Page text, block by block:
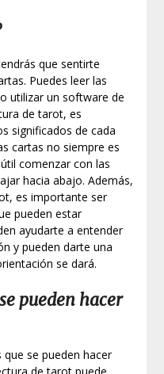
que sentirte
Puedes leer las
utilizar un software de
de tarot, es
significados de cada
cartas no siempre es
comenzar con las
hacia abajo. Además,
es importante ser
pueden estar
ayudarte a entender
y pueden darte una
se dará.
pueden hacer
se pueden hacer